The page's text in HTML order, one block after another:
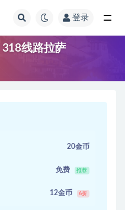
登录
线路拉萨
20金币
免费 推荐
12金币 6折